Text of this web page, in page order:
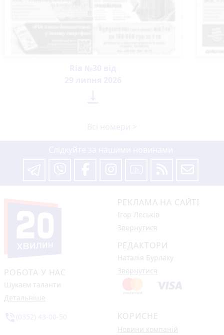
РОБОТА У НАС
Шукаєм таланти
Детальніше
РЕКЛАМА НА САЙТІ
Ігор Леськів
Звернутися
РЕДАКТОРИ
Наталія Бурлаку
Звернутися
КОРИСНЕ
Новини компаній